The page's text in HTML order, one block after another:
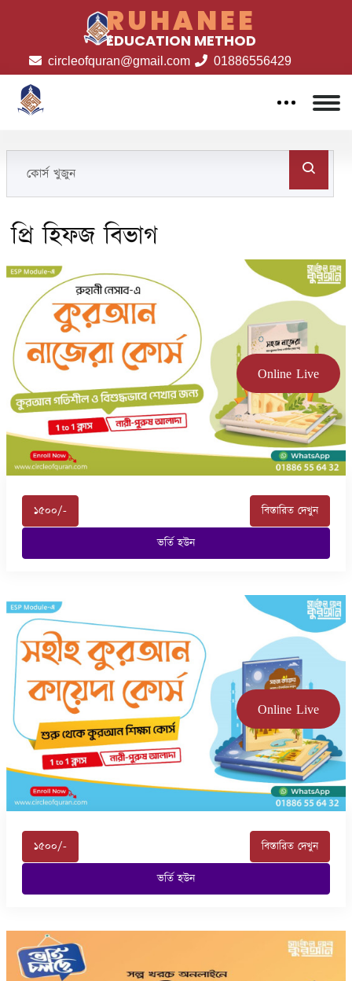
RUHANEE
EDUCATION METHOD
circleofquran@gmail.com 01886556429
প্রি হিফজ বিভাগ
Online Live
১৫০০/- বিস্তারিত দেখুন
ভর্তি হউন
Online Live
১৫০০/- বিস্তারিত দেখুন
ভর্তি হউন